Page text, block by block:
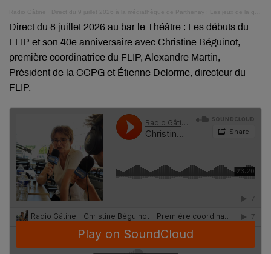
Radio Gâtine Direct du 9 juillet 2026 à la médiathèque de Parthenay : Les jeux de la quarantième édition
Direct du 8 juillet 2026 au bar le Théâtre : Les débuts du
FLIP et son 40e anniversaire avec Christine Béguinot,
première coordinatrice du FLIP, Alexandre Martin,
Président de la CCPG et Étienne Delorme, directeur du
FLIP.